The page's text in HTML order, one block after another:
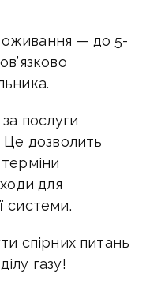
— до 5-
послуги
Це дозволить
для
системи.
спірних питань
газу!